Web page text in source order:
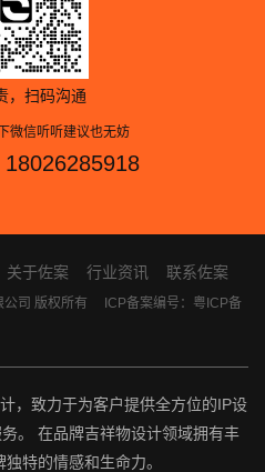
，扫码沟通
微信听听建议也无妨
关于佐案 行业资讯 联系佐案
公司 版权所有
ICP备案编号：粤ICP备
，致力于为客户提供全方位的IP设
。 在品牌吉祥物设计领域拥有丰
特的情感和生命力。